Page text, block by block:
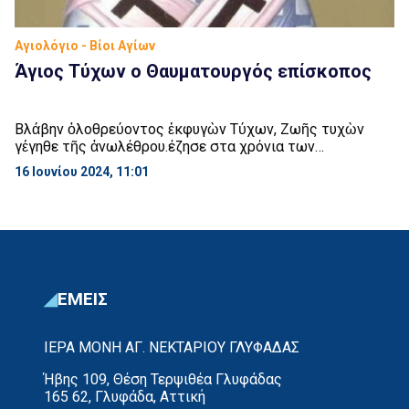
Αγιολόγιο - Βίοι Αγίων
Άγιος Τύχων ο Θαυματουργός επίσκοπος
Βλάβην ὀλοθρεύοντος ἐκφυγὼν Τύχων, Ζωῆς τυχὼν
γέγηθε τῆς ἀνωλέθρου.έζησε στα χρόνια των
αυτοκρατόρων Αρκαδίου και Ἕκτῃ καὶ δεκάτῃ
κατερύκακε γαῖα Τύχωνα. Ο Άγιος Τύχων, Ονηρίου.
αυτό πολύ γρήγορα ο Τύχων διακρίθηκε για το ήθος του
16 Ιουνίου 2024, 11:01
ΕΜΕΙΣ
ΙΕΡΑ ΜΟΝΗ ΑΓ. ΝΕΚΤΑΡΙΟΥ ΓΛΥΦΑΔΑΣ
Ήβης 109, Θέση Τερψιθέα Γλυφάδας
165 62, Γλυφάδα, Αττική